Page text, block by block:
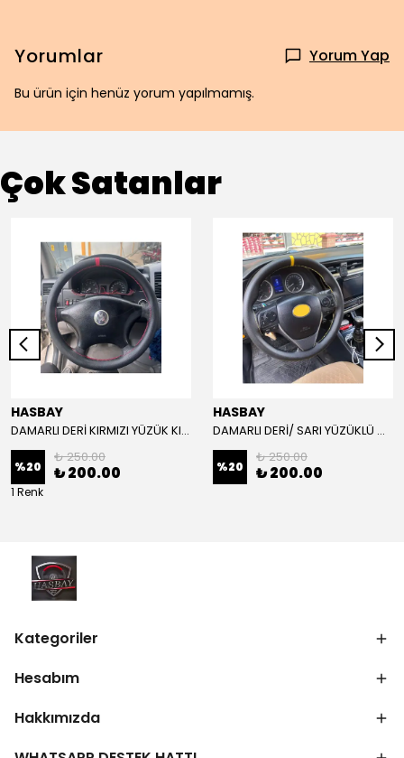
Yorumlar Yorum Yap
Bu ürün için henüz yorum yapılmamış.
Çok Satanlar
HASBAY
DAMARLI DERİ KIRMIZI YÜZÜK KIRMIZI DİKİŞLİ VW CRAFTER İÇİN İP İĞNE DAHİL
%20
₺ 250.00
₺ 200.00
1 Renk
HASBAY
DAMARLI DERİ/ SARI YÜZÜKLÜ MODEL/SARI DİKİŞLİ/HIZLI KARGO
%20
₺ 250.00
₺ 200.00
Kategoriler
Hesabım
Hakkımızda